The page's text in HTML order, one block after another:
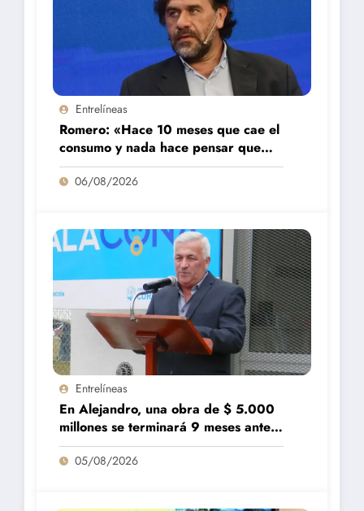
Entrelíneas
Romero: «Hace 10 meses que cae el
consumo y nada hace pensar que
vaya a repuntar»
06/08/2026
Entrelíneas
En Alejandro, una obra de $ 5.000
millones se terminará 9 meses antes
de lo previsto
05/08/2026